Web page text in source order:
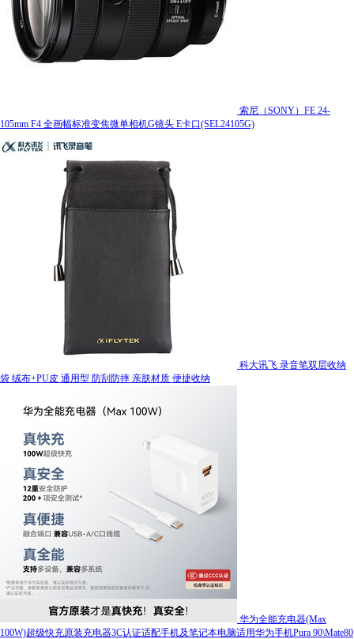
索尼（SONY）FE 24-
105mm F4 全画幅标准变焦微单相机G镜头 E卡口(SEL24105G)
科大讯飞 录音笔双层收纳
袋 绒布+PU皮 通用型 防刮防摔 亲肤材质 便捷收纳
华为全能充电器(Max
100W)超级快充原装充电器3C认证适配手机及笔记本电脑适用华为手机Pura 90\Mate80